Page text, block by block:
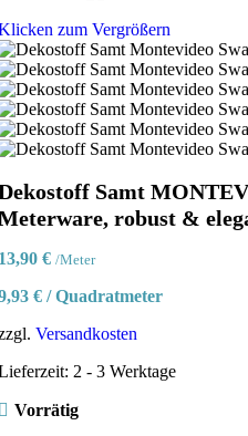
zum Vergrößern
Samt
robust &
€ /Meter
€ /Quadratmeter
Versandkosten
2 - 3 Werktage
Vorrätig